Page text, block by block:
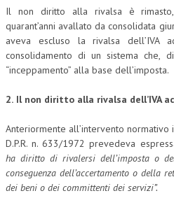
ECONOMIA DELL’ARTE
INTERNAZIONALIZZAZIONE
HUMAN RESOURCES
TREASURY IN FINANCIAL
RISK MANAGEMENT
SVILUPPO SOSTENIBILE
Il non diritto alla rivalsa è
quarant’anni avallato da consolidata
aveva escluso la rivalsa dell’IVA
consolidamento di un sistema che,
“inceppamento” alla base dell’imposta.
2. Il non diritto alla rivalsa dell’IVA
Anteriormente all’intervento
D.P.R. n. 633/1972 prevedeva
ha diritto di rivalersi dell’imposta o
conseguenza dell’accertamento o della
dei beni o dei committenti dei servizi”.